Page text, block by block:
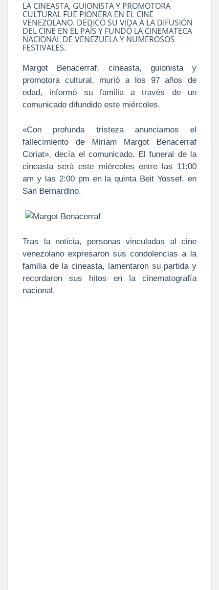
LA CINEASTA, GUIONISTA Y PROMOTORA
CULTURAL FUE PIONERA EN EL CINE
VENEZOLANO. DEDICÓ SU VIDA A LA DIFUSIÓN
DEL CINE EN EL PAÍS Y FUNDÓ LA CINEMATECA
NACIONAL DE VENEZUELA Y NUMEROSOS
FESTIVALES.
Margot Benacerraf, cineasta, guionista y
promotora cultural, murió a los 97 años de
edad, informó su familia a través de un
comunicado difundido este miércoles.
«Con profunda tristeza anunciamos el
fallecimiento de Miriam Margot Benacerraf
Coriat», decía el comunicado. El funeral de la
cineasta será este miércoles entre las 11:00
am y las 2:00 pm en la quinta Beit Yossef, en
San Bernardino.
Tras la noticia, personas vinculadas al cine
venezolano expresaron sus condolencias a la
familia de la cineasta, lamentaron su partida y
recordaron sus hitos en la cinematografía
nacional.